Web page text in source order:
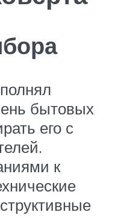
бытовых
его с
к